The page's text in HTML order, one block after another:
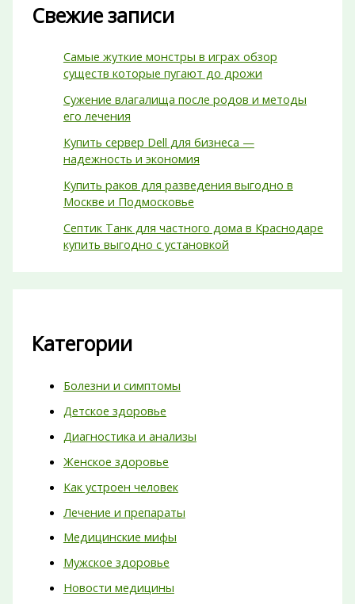
Свежие записи
Самые жуткие монстры в играх обзор
существ которые пугают до дрожи
Сужение влагалища после родов и методы
его лечения
Купить сервер Dell для бизнеса —
надежность и экономия
Купить раков для разведения выгодно в
Москве и Подмосковье
Септик Танк для частного дома в Краснодаре
купить выгодно с установкой
Категории
Болезни и симптомы
Детское здоровье
Диагностика и анализы
Женское здоровье
Как устроен человек
Лечение и препараты
Медицинские мифы
Мужское здоровье
Новости медицины